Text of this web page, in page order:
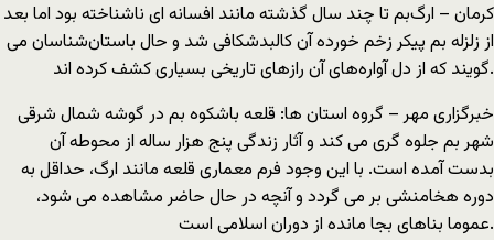
کرمان – ارگ‌بم تا چند سال گذشته مانند افسانه ای ناشناخته بود اما بعد
از زلزله بم پیکر زخم خورده آن کالبدشکافی شد و حال باستان‌شناسان می
گویند که از دل آواره‌های آن رازهای تاریخی بسیاری کشف کرده اند.
خبرگزاری مهر – گروه استان ها: قلعه باشکوه بم در گوشه شمال شرقی
شهر بم جلوه گری می کند و آثار زندگی پنج هزار ساله از محوطه آن
بدست آمده است. با این وجود فرم معماری قلعه مانند ارگ، حداقل به
دوره هخامنشی بر می گردد و آنچه در حال حاضر مشاهده می شود،
عموما بناهای بجا مانده از دوران اسلامی است.